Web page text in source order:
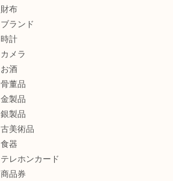
財布
ブランド
時計
カメラ
お酒
骨董品
金製品
銀製品
古美術品
食器
テレホンカード
商品券